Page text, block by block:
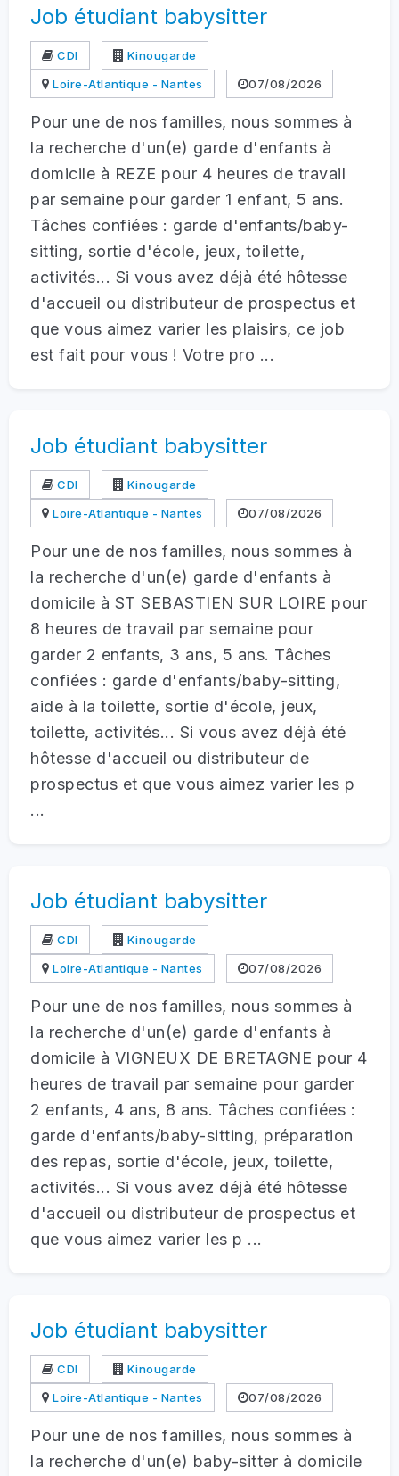
Job étudiant babysitter
CDI
Kinougarde
Loire-Atlantique - Nantes
07/08/2026
Pour une de nos familles, nous sommes à
la recherche d'un(e) garde d'enfants à
domicile à REZE pour 4 heures de travail
par semaine pour garder 1 enfant, 5 ans.
Tâches confiées : garde d'enfants/baby-
sitting, sortie d'école, jeux, toilette,
activités... Si vous avez déjà été hôtesse
d'accueil ou distributeur de prospectus et
que vous aimez varier les plaisirs, ce job
est fait pour vous ! Votre pro ...
Job étudiant babysitter
CDI
Kinougarde
Loire-Atlantique - Nantes
07/08/2026
Pour une de nos familles, nous sommes à
la recherche d'un(e) garde d'enfants à
domicile à ST SEBASTIEN SUR LOIRE pour
8 heures de travail par semaine pour
garder 2 enfants, 3 ans, 5 ans. Tâches
confiées : garde d'enfants/baby-sitting,
aide à la toilette, sortie d'école, jeux,
toilette, activités... Si vous avez déjà été
hôtesse d'accueil ou distributeur de
prospectus et que vous aimez varier les p
...
Job étudiant babysitter
CDI
Kinougarde
Loire-Atlantique - Nantes
07/08/2026
Pour une de nos familles, nous sommes à
la recherche d'un(e) garde d'enfants à
domicile à VIGNEUX DE BRETAGNE pour 4
heures de travail par semaine pour garder
2 enfants, 4 ans, 8 ans. Tâches confiées :
garde d'enfants/baby-sitting, préparation
des repas, sortie d'école, jeux, toilette,
activités... Si vous avez déjà été hôtesse
d'accueil ou distributeur de prospectus et
que vous aimez varier les p ...
Job étudiant babysitter
CDI
Kinougarde
Loire-Atlantique - Nantes
07/08/2026
Pour une de nos familles, nous sommes à
la recherche d'un(e) baby-sitter à domicile